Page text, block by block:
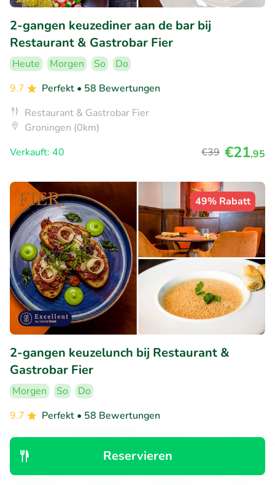
Reservieren
2-gangen keuzediner aan de bar bij
Restaurant & Gastrobar Fier
Heute Morgen So
Do
9.7
Perfekt • 58 Bewertungen
Restaurant & Gastrobar Fier
Groningen (0km)
Verkauft: 40
€39 €21,95
49% Rabatt
2-gangen keuzelunch bij Restaurant &
Gastrobar Fier
Morgen So
Do
9.7
Perfekt • 58 Bewertungen
Restaurant & Gastrobar Fier
Groningen (0km)
Verkauft: 62
€29,15 €14